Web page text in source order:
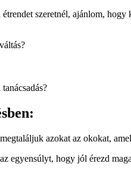
szeretnél, ajánlom, hogy
azokat az okokat,
egyensúlyt, hogy jól érezd